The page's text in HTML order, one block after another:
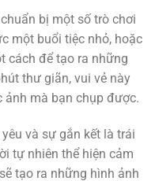
bị một số trò chơi
một buổi tiệc nhỏ, hoặc
cách để tạo ra những
thư giãn, vui vẻ này
ảnh mà bạn chụp được.
và sự gắn kết là trái
tự nhiên thể hiện cảm
tạo ra những hình ảnh